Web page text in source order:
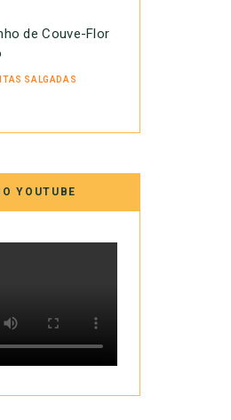
de Couve-Flor
SALGADAS
YOUTUBE